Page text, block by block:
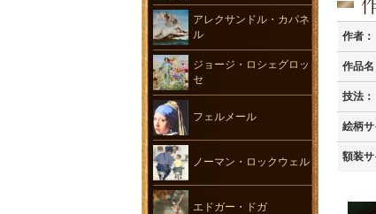
アレクサンドル・カパネ
ル
ジョージ・ロシェグロッ
セ
フェルメール
ノーマン・ロックウェル
エドガー・ドガ
作者：
作品名
技法：
絵柄サ
額装サ